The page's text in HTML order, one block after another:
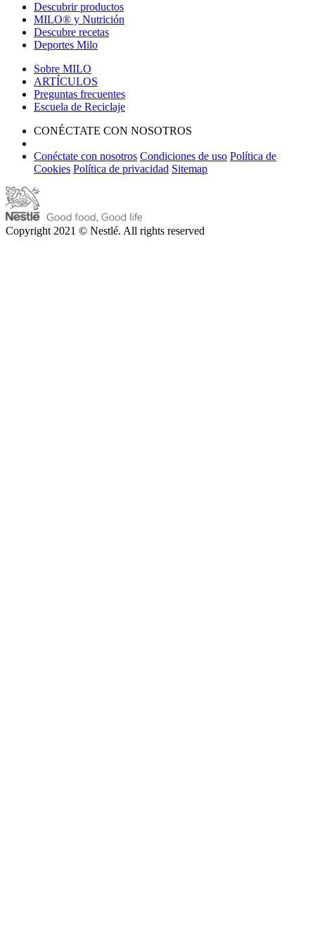
Descubrir productos
MILO® y Nutrición
Descubre recetas
Deportes Milo
Sobre MILO
ARTÍCULOS
Preguntas frecuentes
Escuela de Reciclaje
CONÉCTATE CON NOSOTROS
Conéctate con nosotros Condiciones de uso Política de
Cookies Política de privacidad Sitemap
Copyright 2021 © Nestlé. All rights reserved